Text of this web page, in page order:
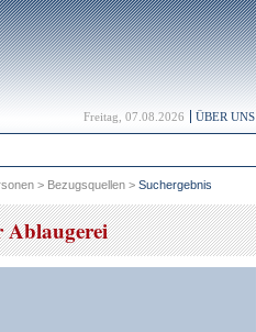
Freitag, 07.08.2026 ÜBER UNS
> Bezugsquellen > Suchergebnis
Ablaugerei